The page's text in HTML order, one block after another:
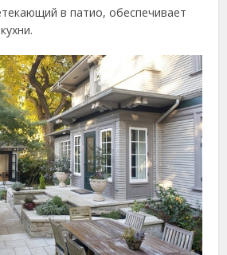
в патио, обеспечивает